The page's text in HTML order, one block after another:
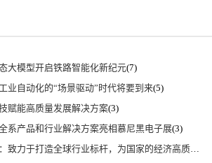
大模型开启铁路智能化新纪元(7)
业自动化的“场景驱动”时代将要到来(5)
赋能高质量发展解决方案(3)
系产品和行业解决方案亮相慕尼黑电子展(3)
标杆，为国家的经济高质量发展贡献更大力量|上海电气集团党委书记、董事长吴磊来访